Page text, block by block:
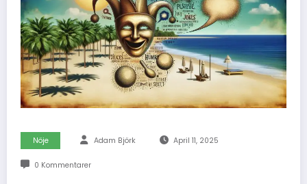
Nöje Adam Björk April 11, 2025
0 Kommentarer